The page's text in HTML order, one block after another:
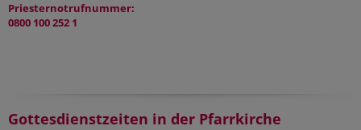
Priesternotrufnummer:
0800 100 252 1
Gottesdienstzeiten in der Pfarrkirche